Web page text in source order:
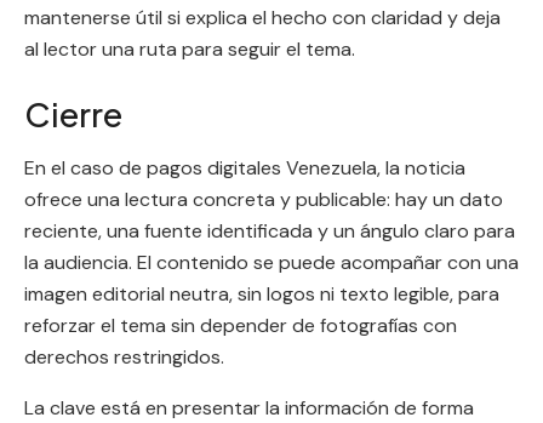
mantenerse útil si explica el hecho con claridad y deja
al lector una ruta para seguir el tema.
Cierre
En el caso de pagos digitales Venezuela, la noticia
ofrece una lectura concreta y publicable: hay un dato
reciente, una fuente identificada y un ángulo claro para
la audiencia. El contenido se puede acompañar con una
imagen editorial neutra, sin logos ni texto legible, para
reforzar el tema sin depender de fotografías con
derechos restringidos.
La clave está en presentar la información de forma